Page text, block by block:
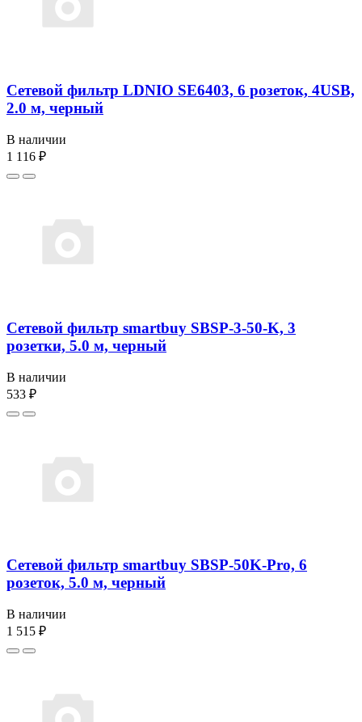
Сетевой фильтр LDNIO SE6403, 6 розеток, 4USB,
2.0 м, черный
В наличии
1 116 ₽
Сетевой фильтр smartbuy SBSP-3-50-K, 3
розетки, 5.0 м, черный
В наличии
533 ₽
Сетевой фильтр smartbuy SBSP-50K-Pro, 6
розеток, 5.0 м, черный
В наличии
1 515 ₽